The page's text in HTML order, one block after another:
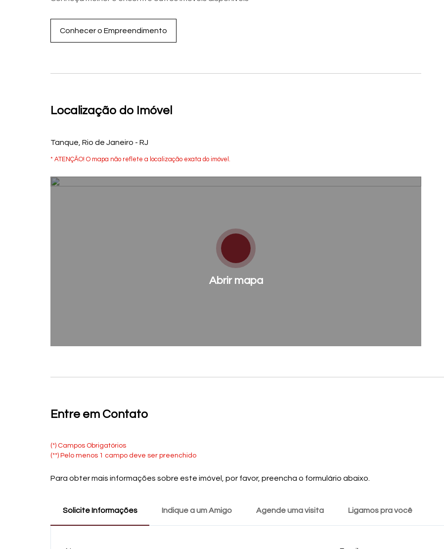
Conhecer o Empreendimento
Localização do Imóvel
Tanque, Rio de Janeiro - RJ
* ATENÇÃO! O mapa não reflete a localização exata do imóvel.
Abrir mapa
Entre em Contato
(*) Campos Obrigatórios
(**) Pelo menos 1 campo deve ser preenchido
Para obter mais informações sobre este imóvel, por favor, preencha o formulário abaixo.
Solicite Informações Indique a um Amigo Agende uma visita Ligamos pra você